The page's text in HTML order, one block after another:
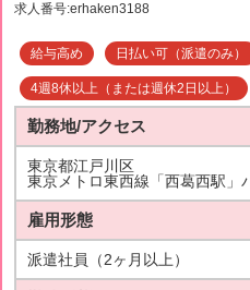
求人番号:erhaken3188
給与高め 日払い可（派遣のみ）
4週8休以上（または週休2日以上）
勤務地/アクセス
東京都江戸川区
東京メトロ東西線「西葛西駅」
雇用形態
派遣社員（2ヶ月以上）